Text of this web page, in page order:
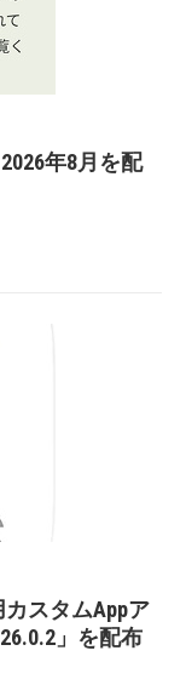
年8月を配
スタムAppア
」を配布